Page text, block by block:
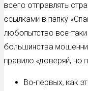
всего отправлять
ссылками в папку
любопытство все-
большинства
правило «доверяй, но
Во-первых, как